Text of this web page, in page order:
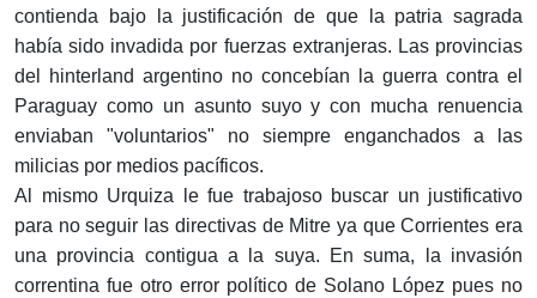
contienda bajo la justificación de que la patria sagrada
había sido invadida por fuerzas extranjeras. Las provincias
del hinterland argentino no concebían la guerra contra el
Paraguay como un asunto suyo y con mucha renuencia
enviaban "voluntarios" no siempre enganchados a las
milicias por medios pacíficos.
Al mismo Urquiza le fue trabajoso buscar un justificativo
para no seguir las directivas de Mitre ya que Corrientes era
una provincia contigua a la suya. En suma, la invasión
correntina fue otro error político de Solano López pues no